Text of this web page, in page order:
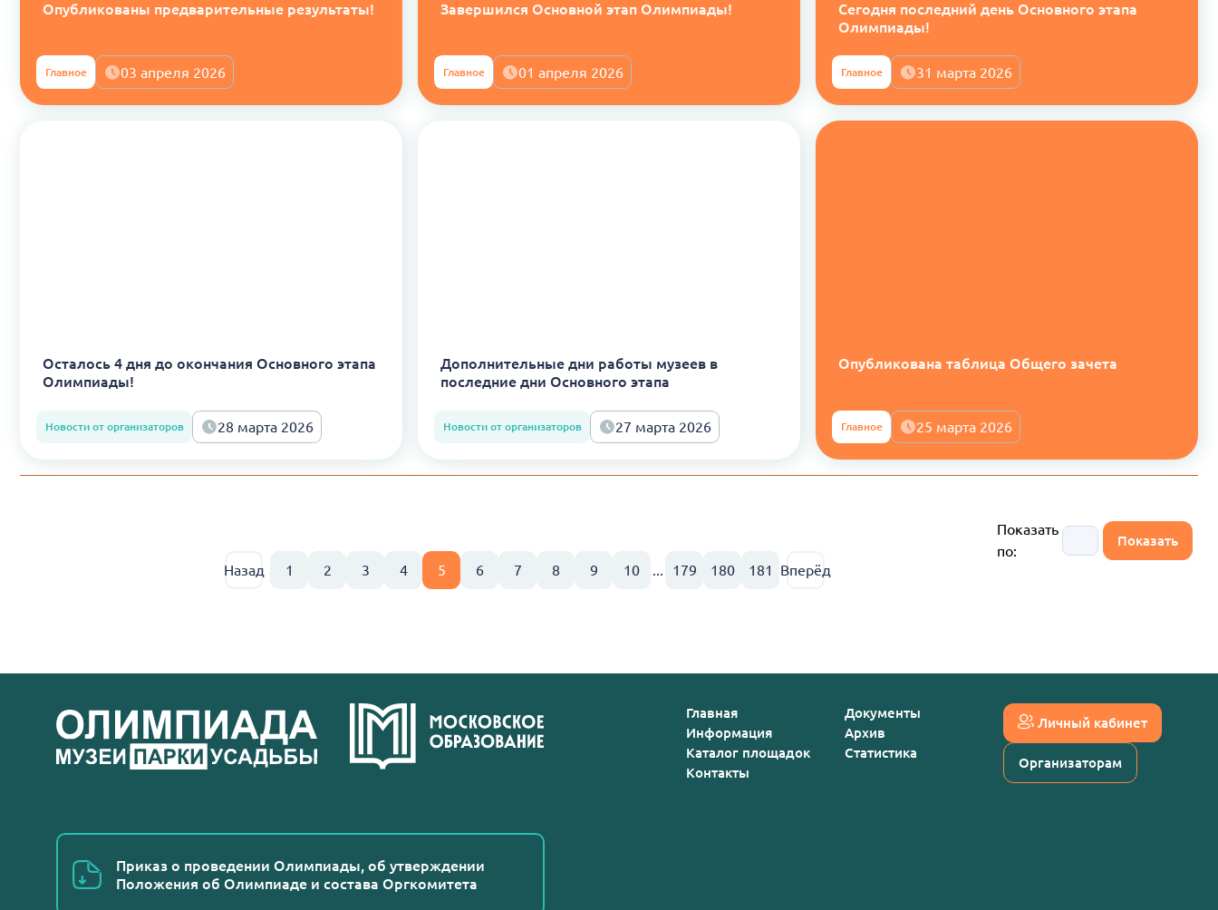
Опубликованы предварительные результаты!
Главное 03 апреля 2026
Завершился Основной этап Олимпиады!
Главное 01 апреля 2026
Сегодня последний день Основного этапа
Олимпиады!
Главное 31 марта 2026
Осталось 4 дня до окончания Основного этапа
Олимпиады!
Новости от организаторов 28 марта 2026
Дополнительные дни работы музеев в
последние дни Основного этапа
Новости от организаторов 27 марта 2026
Опубликована таблица Общего зачета
Главное 25 марта 2026
Назад 1 2 3 4 5 6 7 8 9 10 ... 179 180 181 Вперёд
Показать
по:
Приказ о проведении Олимпиады, об утверждении
Положения об Олимпиаде и состава Оргкомитета
Главная
Информация
Каталог площадок
Контакты
Документы
Архив
Статистика
Личный кабинет
Организаторам